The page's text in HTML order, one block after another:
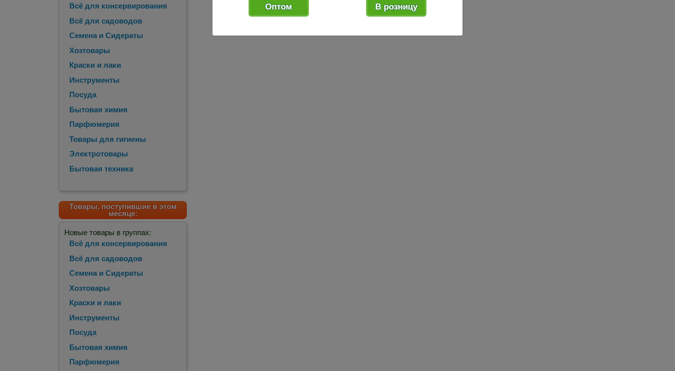
Всё для консервирования
Всё для садоводов
Семена и Сидераты
Хозтовары
Краски и лаки
Инструменты
Посуда
Бытовая химия
Парфюмерия
Товары для гигиены
Электротовары
Бытовая техника
Товары, поступившие в этом
месяце:
Новые товары в группах:
Всё для консервирования
Всё для садоводов
Семена и Сидераты
Хозтовары
Краски и лаки
Инструменты
Посуда
Бытовая химия
Парфюмерия
Оптом В розницу